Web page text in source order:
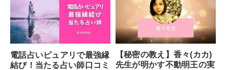
電話占いピュアリで最強縁
結び！当たる占い師口コミ
【秘密の教え】香々(カカ)
先生が明かす不動明王の実